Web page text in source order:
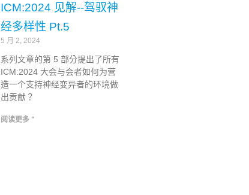
ICM:2024 见解--驾驭神
经多样性 Pt.5
5 月 2, 2024
系列文章的第 5 部分提出了所有
ICM:2024 大会与会者如何为营
造一个支持神经变异者的环境做
出贡献？
阅读更多 "